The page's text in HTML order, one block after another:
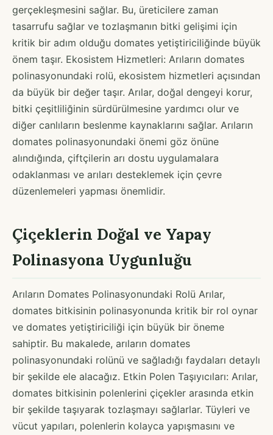
gerçekleşmesini sağlar. Bu, üreticilere zaman
tasarrufu sağlar ve tozlaşmanın bitki gelişimi için
kritik bir adım olduğu domates yetiştiriciliğinde büyük
önem taşır. Ekosistem Hizmetleri: Arıların domates
polinasyonundaki rolü, ekosistem hizmetleri açısından
da büyük bir değer taşır. Arılar, doğal dengeyi korur,
bitki çeşitliliğinin sürdürülmesine yardımcı olur ve
diğer canlıların beslenme kaynaklarını sağlar. Arıların
domates polinasyonundaki önemi göz önüne
alındığında, çiftçilerin arı dostu uygulamalara
odaklanması ve arıları desteklemek için çevre
düzenlemeleri yapması önemlidir.
Çiçeklerin Doğal ve Yapay
Polinasyona Uygunluğu
Arıların Domates Polinasyonundaki Rolü Arılar,
domates bitkisinin polinasyonunda kritik bir rol oynar
ve domates yetiştiriciliği için büyük bir öneme
sahiptir. Bu makalede, arıların domates
polinasyonundaki rolünü ve sağladığı faydaları detaylı
bir şekilde ele alacağız. Etkin Polen Taşıyıcıları: Arılar,
domates bitkisinin polenlerini çiçekler arasında etkin
bir şekilde taşıyarak tozlaşmayı sağlarlar. Tüyleri ve
vücut yapıları, polenlerin kolayca yapışmasını ve